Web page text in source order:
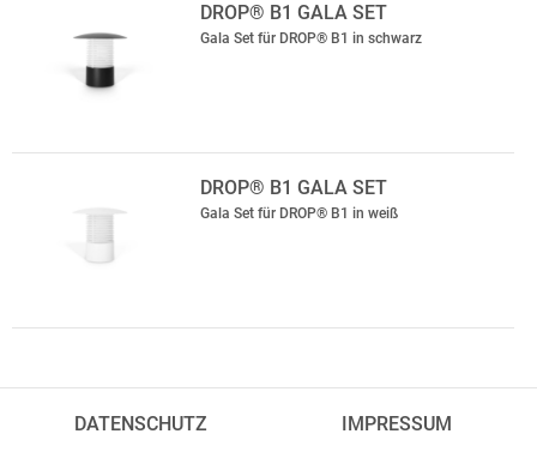
DROP® B1 GALA SET
Gala Set für DROP® B1 in schwarz
DROP® B1 GALA SET
Gala Set für DROP® B1 in weiß
DATENSCHUTZ IMPRESSUM